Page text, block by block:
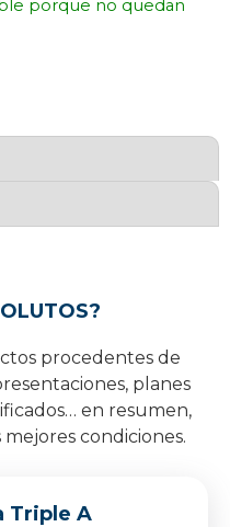
porque no quedan
procedentes de
planes
en resumen,
condiciones.
Triple A